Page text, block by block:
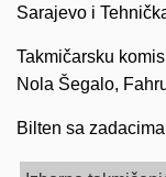
Sarajevo i
Takmičarsku
Nola Šegalo,
Bilten sa